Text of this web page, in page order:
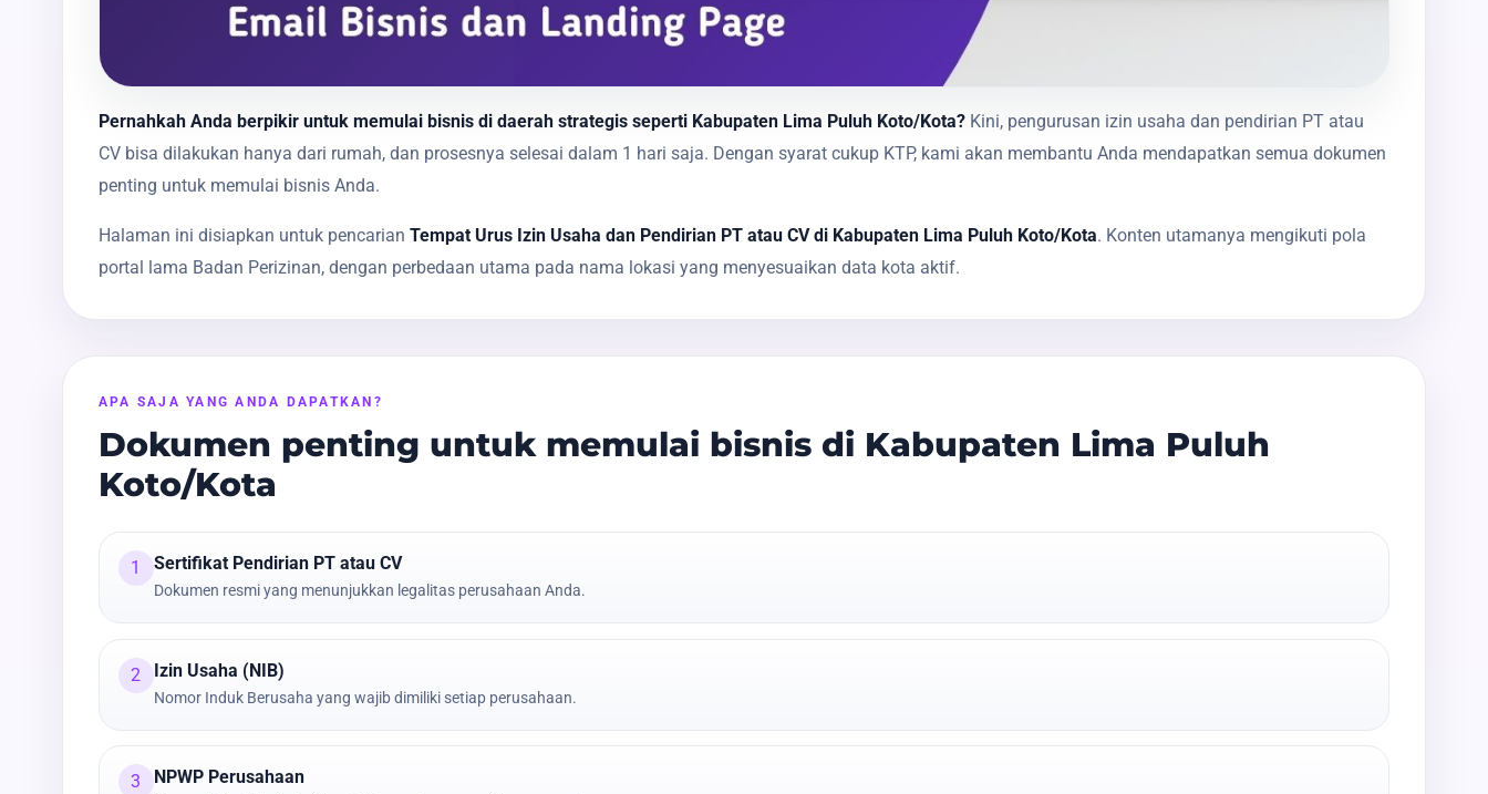
Pernahkah Anda berpikir untuk memulai bisnis di daerah strategis seperti Kabupaten Lima Puluh Koto/Kota? Kini, pengurusan izin usaha dan pendirian PT atau
CV bisa dilakukan hanya dari rumah, dan prosesnya selesai dalam 1 hari saja. Dengan syarat cukup KTP, kami akan membantu Anda mendapatkan semua dokumen
penting untuk memulai bisnis Anda.
Halaman ini disiapkan untuk pencarian Tempat Urus Izin Usaha dan Pendirian PT atau CV di Kabupaten Lima Puluh Koto/Kota. Konten utamanya mengikuti pola
portal lama Badan Perizinan, dengan perbedaan utama pada nama lokasi yang menyesuaikan data kota aktif.
APA SAJA YANG ANDA DAPATKAN?
Dokumen penting untuk memulai bisnis di Kabupaten Lima Puluh
Koto/Kota
1 Sertifikat Pendirian PT atau CV
Dokumen resmi yang menunjukkan legalitas perusahaan Anda.
2 Izin Usaha (NIB)
Nomor Induk Berusaha yang wajib dimiliki setiap perusahaan.
3 NPWP Perusahaan